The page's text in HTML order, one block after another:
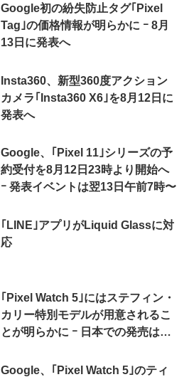
Google初の紛失防止タグ｢Pixel
Tag｣の価格情報が明らかに ｰ 8月
13日に発表へ
Insta360、新型360度アクション
カメラ｢Insta360 X6｣を8月12日に
発表へ
Google、｢Pixel 11｣シリーズの予
約受付を8月12日23時より開始へ
ｰ 発表イベントは翌13日午前7時〜
｢LINE｣アプリがLiquid Glassに対
応
｢Pixel Watch 5｣にはステフィン・
カリー特別モデルが用意されるこ
とが明らかに ｰ 日本での発売は期
Google、｢Pixel Watch 5｣のティ